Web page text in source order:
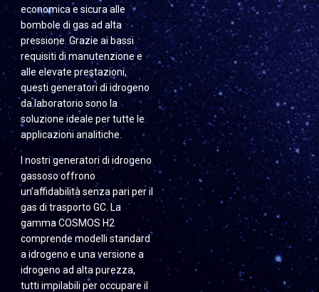
economica e sicura alle
bombole di gas ad alta
pressione. Grazie ai bassi
requisiti di manutenzione e
alle elevate prestazioni,
questi generatori di idrogeno
da laboratorio sono la
soluzione ideale per tutte le
applicazioni analitiche.
I nostri generatori di idrogeno
gassoso offrono
un’affidabilità senza pari per il
gas di trasporto GC. La
gamma COSMOS H2
comprende modelli standard
a idrogeno e una versione a
idrogeno ad alta purezza,
tutti impilabili per occupare il